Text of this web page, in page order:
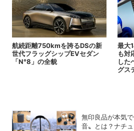
航続距離750kmを誇るDSの新
世代フラッグシップEVセダン
「N°8」の全貌
最大
も対
した
グス
無印良品が本気
音〟とは？ナチ